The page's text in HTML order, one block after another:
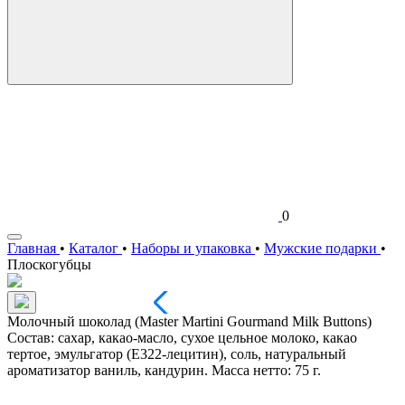
0
Главная • Каталог • Наборы и упаковка • Мужские подарки •
Плоскогубцы
Молочный шоколад (Master Martini Gourmand Milk Buttons)
Состав: сахар, какао-масло, сухое цельное молоко, какао
тертое, эмульгатор (Е322-лецитин), соль, натуральный
ароматизатор ваниль, кандурин. Масса нетто: 75 г.